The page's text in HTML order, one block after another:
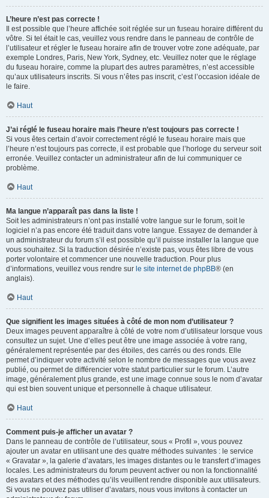
L’heure n’est pas correcte !
Il est possible que l’heure affichée soit réglée sur un fuseau horaire différent du
vôtre. Si tel était le cas, veuillez vous rendre dans le panneau de contrôle de
l’utilisateur et régler le fuseau horaire afin de trouver votre zone adéquate, par
exemple Londres, Paris, New York, Sydney, etc. Veuillez noter que le réglage
du fuseau horaire, comme la plupart des autres paramètres, n’est accessible
qu’aux utilisateurs inscrits. Si vous n’êtes pas inscrit, c’est l’occasion idéale de
le faire.
Haut
J’ai réglé le fuseau horaire mais l’heure n’est toujours pas correcte !
Si vous êtes certain d’avoir correctement réglé le fuseau horaire mais que
l’heure n’est toujours pas correcte, il est probable que l’horloge du serveur soit
erronée. Veuillez contacter un administrateur afin de lui communiquer ce
problème.
Haut
Ma langue n’apparaît pas dans la liste !
Soit les administrateurs n’ont pas installé votre langue sur le forum, soit le
logiciel n’a pas encore été traduit dans votre langue. Essayez de demander à
un administrateur du forum s’il est possible qu’il puisse installer la langue que
vous souhaitez. Si la traduction désirée n’existe pas, vous êtes libre de vous
porter volontaire et commencer une nouvelle traduction. Pour plus
d’informations, veuillez vous rendre sur le site internet de phpBB® (en
anglais).
Haut
Que signifient les images situées à côté de mon nom d’utilisateur ?
Deux images peuvent apparaître à côté de votre nom d’utilisateur lorsque vous
consultez un sujet. Une d’elles peut être une image associée à votre rang,
généralement représentée par des étoiles, des carrés ou des ronds. Elle
permet d’indiquer votre activité selon le nombre de messages que vous avez
publié, ou permet de différencier votre statut particulier sur le forum. L’autre
image, généralement plus grande, est une image connue sous le nom d’avatar
qui est bien souvent unique et personnelle à chaque utilisateur.
Haut
Comment puis-je afficher un avatar ?
Dans le panneau de contrôle de l’utilisateur, sous « Profil », vous pouvez
ajouter un avatar en utilisant une des quatre méthodes suivantes : le service
« Gravatar », la galerie d’avatars, les images distantes ou le transfert d’images
locales. Les administrateurs du forum peuvent activer ou non la fonctionnalité
des avatars et des méthodes qu’ils veuillent rendre disponible aux utilisateurs.
Si vous ne pouvez pas utiliser d’avatars, nous vous invitons à contacter un